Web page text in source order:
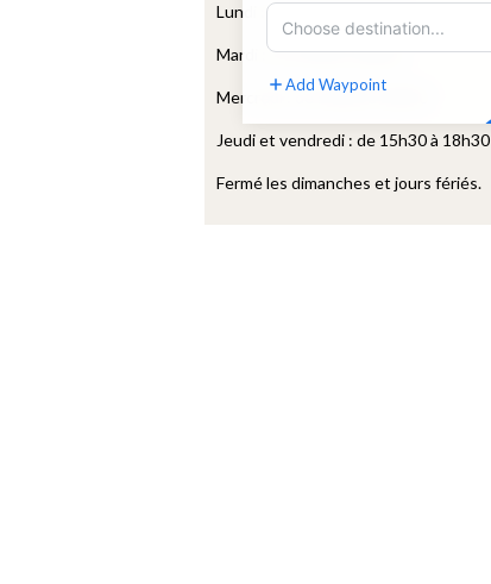
Lundi : de 15h30 à 18h30
Mardi : de 15h30 à 18h30
Mercredi : de 16h30 à 18h30
Jeudi et vendredi : de 15h30 à 18h30
Fermé les dimanches et jours fériés.
Add Waypoint
Route Options